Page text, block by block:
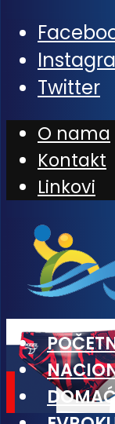
Twitter
O nama
Kontakt
Linkovi